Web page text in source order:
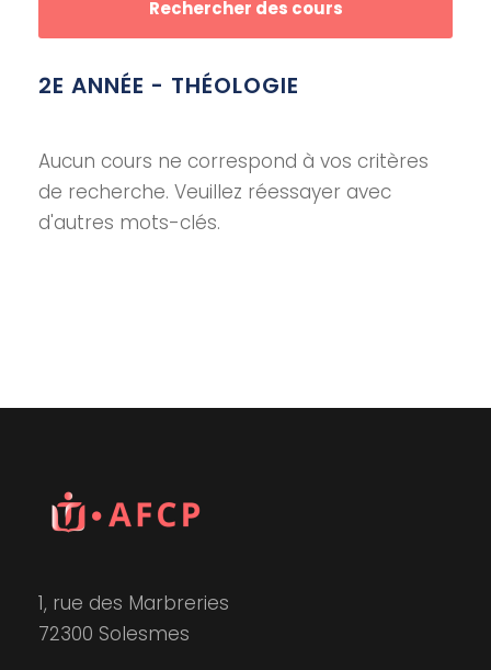
2E ANNÉE - THÉOLOGIE
Aucun cours ne correspond à vos critères
de recherche. Veuillez réessayer avec
d'autres mots-clés.
1, rue des Marbreries
72300 Solesmes